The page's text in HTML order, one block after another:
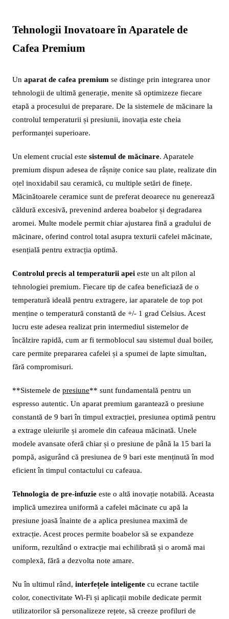
Tehnologii Inovatoare în Aparatele de
Cafea Premium
Un aparat de cafea premium se distinge prin integrarea unor
tehnologii de ultimă generație, menite să optimizeze fiecare
etapă a procesului de preparare. De la sistemele de măcinare la
controlul temperaturii și presiunii, inovația este cheia
performanței superioare.
Un element crucial este sistemul de măcinare. Aparatele
premium dispun adesea de râșnițe conice sau plate, realizate din
oțel inoxidabil sau ceramică, cu multiple setări de finețe.
Măcinătoarele ceramice sunt de preferat deoarece nu generează
căldură excesivă, prevenind arderea boabelor și degradarea
aromei. Multe modele permit chiar ajustarea fină a gradului de
măcinare, oferind control total asupra texturii cafelei măcinate,
esențială pentru extracția optimă.
Controlul precis al temperaturii apei este un alt pilon al
tehnologiei premium. Fiecare tip de cafea beneficiază de o
temperatură ideală pentru extragere, iar aparatele de top pot
menține o temperatură constantă de +/- 1 grad Celsius. Acest
lucru este adesea realizat prin intermediul sistemelor de
încălzire rapidă, cum ar fi termoblocul sau sistemul dual boiler,
care permite prepararea cafelei și a spumei de lapte simultan,
fără compromisuri.
**Sistemele de presiune** sunt fundamentală pentru un
espresso autentic. Un aparat premium garantează o presiune
constantă de 9 bari în timpul extracției, presiunea optimă pentru
a extrage uleiurile și aromele din cafeaua măcinată. Unele
modele avansate oferă chiar și o presiune de până la 15 bari la
pompă, asigurând că presiunea de 9 bari este menținută în mod
eficient în timpul contactului cu cafeaua.
Tehnologia de pre-infuzie este o altă inovație notabilă. Aceasta
implică umezirea uniformă a cafelei măcinate cu apă la
presiune joasă înainte de a aplica presiunea maximă de
extracție. Acest proces permite boabelor să se expandeze
uniform, rezultând o extracție mai echilibrată și o aromă mai
complexă, fără a dezvolta note amare.
Nu în ultimul rând, interfețele inteligente cu ecrane tactile
color, conectivitate Wi-Fi și aplicații mobile dedicate permit
utilizatorilor să personalizeze rețete, să creeze profiluri de